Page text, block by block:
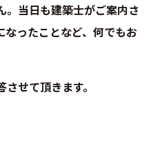
。当日も建築士がご案内さ
ったことなど、何でもお
せて頂きます。